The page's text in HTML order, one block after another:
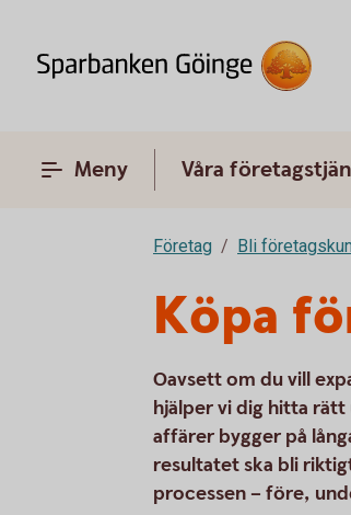
Meny Våra
Företag Bli
Köpa
Oavsett om du vill
hjälper vi dig hitta
affärer bygger på
resultatet ska bli
processen – före,